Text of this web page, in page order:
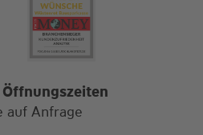
Öffnungszeiten
auf Anfrage